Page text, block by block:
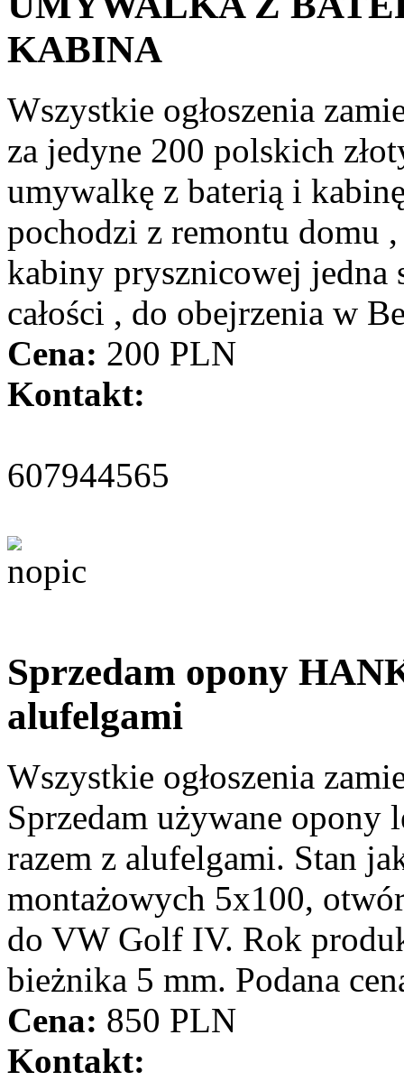
KABINA
Wszystkie ogłoszenia
za jedyne 200 polskich
umywalkę z baterią i
pochodzi z remontu domu
kabiny prysznicowej jedna
całości , do obejrzenia w
Cena: 200 PLN
Kontakt:
607944565
Sprzedam opony
alufelgami
Wszystkie ogłoszenia
Sprzedam używane
razem z alufelgami. Stan
montażowych 5x100,
do VW Golf IV. Rok
bieżnika 5 mm. Podana
Cena: 850 PLN
Kontakt: